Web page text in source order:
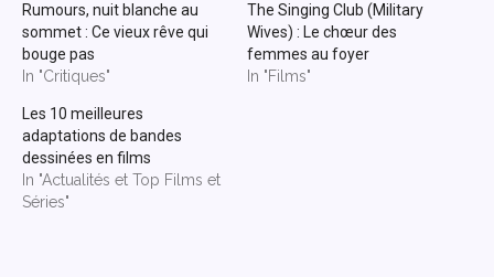
Rumours, nuit blanche au
sommet : Ce vieux rêve qui
bouge pas
In "Critiques"
The Singing Club (Military
Wives) : Le chœur des
femmes au foyer
In "Films"
Les 10 meilleures
adaptations de bandes
dessinées en films
In "Actualités et Top Films et
Séries"